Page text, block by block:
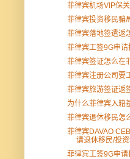
菲律宾机场VIP保
菲律宾投资移民骗
菲律宾落地签遣返
菲律宾工签9G申请
菲律宾签证怎么在
菲律宾注册公司要
菲律宾旅游签证返
为什么菲律宾入籍
菲律宾退休移民怎
菲律宾DAVAO
请退休移民/投
菲律宾工签9G申请